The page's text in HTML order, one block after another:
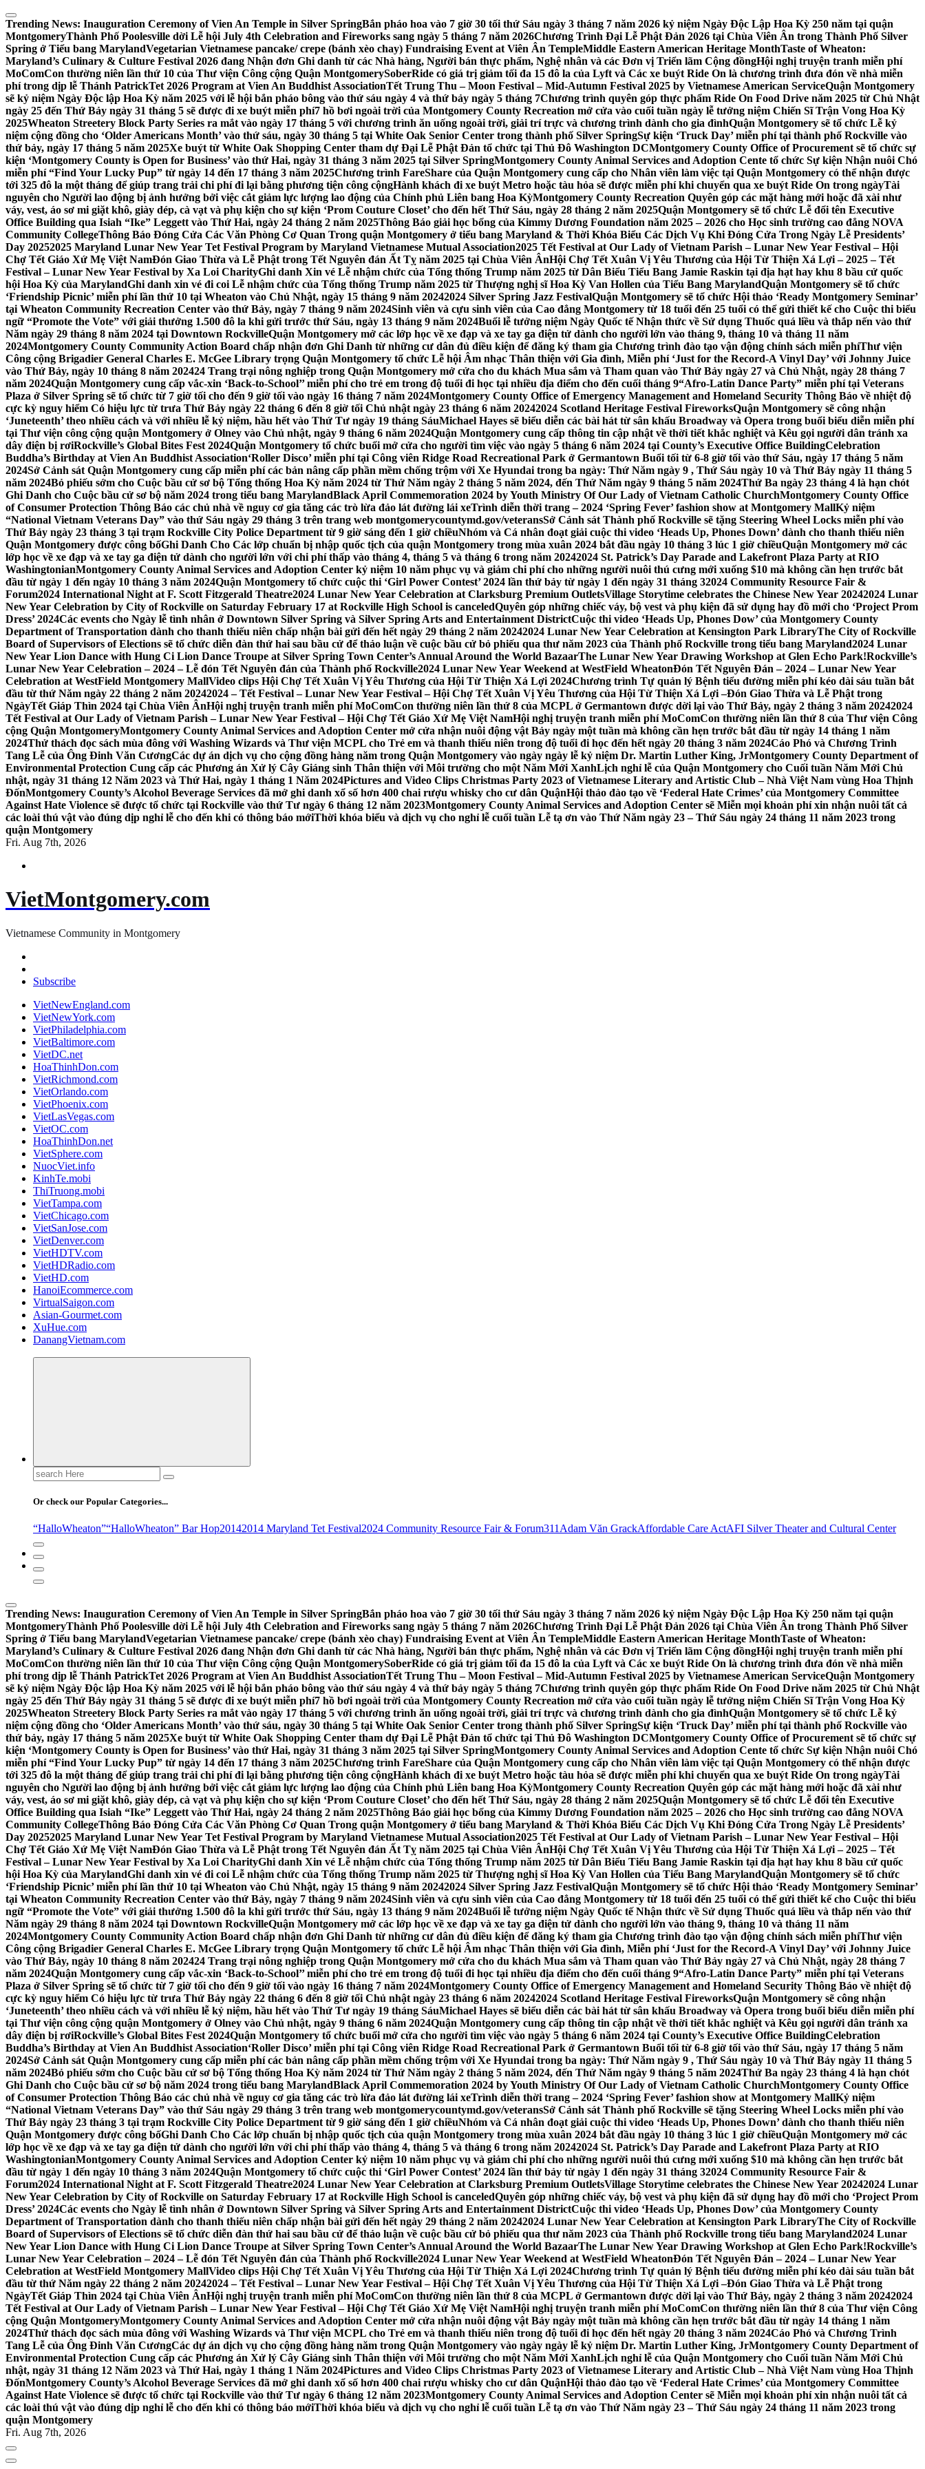
Skip
to
content
Trending News: Inauguration Ceremony of Vien An Temple in Silver SpringBắn pháo hoa vào 7 giờ 30 tối thứ Sáu ngày 3 tháng 7 năm 2026 kỷ niệm Ngày Độc Lập Hoa Kỳ 250 năm tại quận
MontgomeryThành Phố Poolesville dời Lễ hội July 4th Celebration and Fireworks sang ngày 5 tháng 7 năm 2026Chương Trình Đại Lễ Phật Đản 2026 tại Chùa Viên Ân trong Thành Phố Silver
Spring ở Tiểu bang MarylandVegetarian Vietnamese pancake/ crepe (bánh xèo chay) Fundraising Event at Viên Ân TempleMiddle Eastern American Heritage MonthTaste of Wheaton:
Maryland’s Culinary & Culture Festival 2026 đang Nhận đơn Ghi danh từ các Nhà hàng, Người bán thực phẩm, Nghệ nhân và các Đơn vị Triển lãm Cộng đồngHội nghị truyện tranh miễn phí
MoComCon thường niên lần thứ 10 của Thư viện Công cộng Quận MontgomerySoberRide có giá trị giảm tối đa 15 đô la của Lyft và Các xe buýt Ride On là chương trình đưa đón về nhà miễn
phí trong dịp lễ Thánh PatrickTet 2026 Program at Vien An Buddhist AssociationTết Trung Thu – Moon Festival – Mid-Autumn Festival 2025 by Vietnamese American ServiceQuận Montgomery
sẽ kỷ niệm Ngày Độc lập Hoa Kỳ năm 2025 với lễ hội bắn pháo bông vào thứ sáu ngày 4 và thứ bảy ngày 5 tháng 7Chương trình quyên góp thực phẩm Ride On Food Drive năm 2025 từ Chủ Nhật
ngày 25 đến Thứ Bảy ngày 31 tháng 5 sẽ được đi xe buýt miễn phí7 hồ bơi ngoài trời của Montgomery County Recreation mở cửa vào cuối tuần ngày lễ tưởng niệm Chiến Sĩ Trận Vong Hoa Kỳ
2025Wheaton Streetery Block Party Series ra mắt vào ngày 17 tháng 5 với chương trình ăn uống ngoài trời, giải trí trực và chương trình dành cho gia đìnhQuận Montgomery sẽ tổ chức Lễ kỷ
niệm cộng đồng cho ‘Older Americans Month’ vào thứ sáu, ngày 30 tháng 5 tại White Oak Senior Center trong thành phố Silver SpringSự kiện ‘Truck Day’ miễn phí tại thành phố Rockville vào
thứ bảy, ngày 17 tháng 5 năm 2025Xe buýt từ White Oak Shopping Center tham dự Đại Lễ Phật Đản tổ chức tại Thủ Đô Washington DCMontgomery County Office of Procurement sẽ tổ chức sự
kiện ‘Montgomery County is Open for Business’ vào thứ Hai, ngày 31 tháng 3 năm 2025 tại Silver SpringMontgomery County Animal Services and Adoption Cente tổ chức Sự kiện Nhận nuôi Chó
miễn phí “Find Your Lucky Pup” từ ngày 14 đến 17 tháng 3 năm 2025Chương trình FareShare của Quận Montgomery cung cấp cho Nhân viên làm việc tại Quận Montgomery có thể nhận được
tới 325 đô la một tháng để giúp trang trải chi phí đi lại bằng phương tiện công cộngHành khách đi xe buýt Metro hoặc tàu hỏa sẽ được miễn phí khi chuyển qua xe buýt Ride On trong ngàyTài
nguyên cho Người lao động bị ảnh hưởng bởi việc cắt giảm lực lượng lao động của Chính phủ Liên bang Hoa KỳMontgomery County Recreation Quyên góp các mặt hàng mới hoặc đã xài như
váy, vest, áo sơ mi giặt khô, giày dép, cà vạt và phụ kiện cho sự kiện ‘Prom Couture Closet’ cho đến hết Thứ Sáu, ngày 28 tháng 2 năm 2025Quận Montgomery sẽ tổ chức Lễ đổi tên Executive
Office Building qua Isiah “Ike” Leggett vào Thứ Hai, ngày 24 tháng 2 năm 2025Thông Báo giải học bổng của Kimmy Dương Foundation năm 2025 – 2026 cho Học sinh trường cao đẳng NOVA
Community CollegeThông Báo Đóng Cửa Các Văn Phòng Cơ Quan Trong quận Montgomery ở tiểu bang Maryland & Thời Khóa Biểu Các Dịch Vụ Khi Đóng Cửa Trong Ngày Lễ Presidents’
Day 20252025 Maryland Lunar New Year Tet Festival Program by Maryland Vietnamese Mutual Association2025 Tết Festival at Our Lady of Vietnam Parish – Lunar New Year Festival – Hội
Chợ Tết Giáo Xứ Mẹ Việt NamĐón Giao Thừa và Lễ Phật trong Tết Nguyên đán Ất Tỵ năm 2025 tại Chùa Viên ÂnHội Chợ Tết Xuân Vị Yêu Thương của Hội Từ Thiện Xá Lợi – 2025 – Tết
Festival – Lunar New Year Festival by Xa Loi CharityGhi danh Xin vé Lễ nhậm chức của Tổng thống Trump năm 2025 từ Dân Biểu Tiểu Bang Jamie Raskin tại địa hạt hay khu 8 bầu cử quốc
hội Hoa Kỳ của MarylandGhi danh xin vé đi coi Lễ nhậm chức của Tổng thống Trump năm 2025 từ Thượng nghị sĩ Hoa Kỳ Van Hollen của Tiểu Bang MarylandQuận Montgomery sẽ tổ chức
‘Friendship Picnic’ miễn phí lần thứ 10 tại Wheaton vào Chủ Nhật, ngày 15 tháng 9 năm 20242024 Silver Spring Jazz FestivalQuận Montgomery sẽ tổ chức Hội thảo ‘Ready Montgomery Seminar’
tại Wheaton Community Recreation Center vào thứ Bảy, ngày 7 tháng 9 năm 2024Sinh viên và cựu sinh viên của Cao đẳng Montgomery từ 18 tuổi đến 25 tuổi có thể gửi thiết kế cho Cuộc thi biểu
ngữ “Promote the Vote” với giải thưởng 1.500 đô la khi gửi trước thứ Sáu, ngày 13 tháng 9 năm 2024Buổi lễ tưởng niệm Ngày Quốc tế Nhận thức về Sử dụng Thuốc quá liều và thắp nến vào thứ
Năm ngày 29 tháng 8 năm 2024 tại Downtown RockvilleQuận Montgomery mở các lớp học về xe đạp và xe tay ga điện tử dành cho người lớn vào tháng 9, tháng 10 và tháng 11 năm
2024Montgomery County Community Action Board chấp nhận đơn Ghi Danh từ những cư dân đủ điều kiện để đăng ký tham gia Chương trình đào tạo vận động chính sách miễn phíThư viện
Công cộng Brigadier General Charles E. McGee Library trọng Quận Montgomery tổ chức Lễ hội Âm nhạc Thân thiện với Gia đình, Miễn phí ‘Just for the Record-A Vinyl Day’ với Johnny Juice
vào Thứ Bảy, ngày 10 tháng 8 năm 202424 Trang trại nông nghiệp trong Quận Montgomery mở cửa cho du khách Mua sắm và Tham quan vào Thứ Bảy ngày 27 và Chủ Nhật, ngày 28 tháng 7
năm 2024Quận Montgomery cung cấp vắc-xin ‘Back-to-School’’ miễn phí cho trẻ em trong độ tuổi đi học tại nhiều địa điểm cho đến cuối tháng 9“Afro-Latin Dance Party” miễn phí tại Veterans
Plaza ở Silver Spring sẽ tổ chức từ 7 giờ tối cho đến 9 giờ tối vào ngày 16 tháng 7 năm 2024Montgomery County Office of Emergency Management and Homeland Security Thông Báo về nhiệt độ
cực kỳ nguy hiểm Có hiệu lực từ trưa Thứ Bảy ngày 22 tháng 6 đến 8 giờ tối Chủ nhật ngày 23 tháng 6 năm 20242024 Scotland Heritage Festival FireworksQuận Montgomery sẽ công nhận
‘Juneteenth’ theo nhiều cách và với nhiều lễ kỷ niệm, hầu hết vào Thứ Tư ngày 19 tháng SáuMichael Hayes sẽ biểu diễn các bài hát từ sân khấu Broadway và Opera trong buổi biểu diễn miễn phí
tại Thư viện công cộng quận Montgomery ở Olney vào Chủ nhật, ngày 9 tháng 6 năm 2024Quận Montgomery cung cấp thông tin cập nhật về thời tiết khắc nghiệt và Kêu gọi người dân tránh xa
dây điện bị rơiRockville’s Global Bites Fest 2024Quận Montgomery tổ chức buổi mở cửa cho người tìm việc vào ngày 5 tháng 6 năm 2024 tại County’s Executive Office BuildingCelebration
Buddha’s Birthday at Vien An Buddhist Association‘Roller Disco’ miễn phí tại Công viên Ridge Road Recreational Park ở Germantown Buổi tối từ 6-8 giờ tối vào thứ Sáu, ngày 17 tháng 5 năm
2024Sở Cảnh sát Quận Montgomery cung cấp miễn phí các bản nâng cấp phần mềm chống trộm với Xe Hyundai trong ba ngày: Thứ Năm ngày 9 , Thứ Sáu ngày 10 và Thứ Bảy ngày 11 tháng 5
năm 2024Bỏ phiếu sớm cho Cuộc bầu cử sơ bộ Tổng thống Hoa Kỳ năm 2024 từ Thứ Năm ngày 2 tháng 5 năm 2024, đến Thứ Năm ngày 9 tháng 5 năm 2024Thứ Ba ngày 23 tháng 4 là hạn chót
Ghi Danh cho Cuộc bầu cử sơ bộ năm 2024 trong tiểu bang MarylandBlack April Commemoration 2024 by Youth Ministry Of Our Lady of Vietnam Catholic ChurchMontgomery County Office
of Consumer Protection Thông Báo các chủ nhà về nguy cơ gia tăng các trò lừa đảo lát đường lái xeTrình diễn thời trang – 2024 ‘Spring Fever’ fashion show at Montgomery MallKỷ niệm
“National Vietnam Veterans Day” vào thứ Sáu ngày 29 tháng 3 trên trang web montgomerycountymd.gov/veteransSở Cảnh sát Thành phố Rockville sẽ tặng Steering Wheel Locks miễn phí vào
Thứ Bảy ngày 23 tháng 3 tại trạm Rockville City Police Department từ 9 giờ sáng đến 1 giờ chiềuNhóm và Cá nhân đoạt giải cuộc thi video ‘Heads Up, Phones Down’ dành cho thanh thiếu niên
Quận Montgomery được công bốGhi Danh Cho Các lớp chuẩn bị nhập quốc tịch của quận Montgomery trong mùa xuân 2024 bắt đầu ngày 10 tháng 3 lúc 1 giờ chiềuQuận Montgomery mở các
lớp học về xe đạp và xe tay ga điện tử dành cho người lớn với chi phí thấp vào tháng 4, tháng 5 và tháng 6 trong năm 20242024 St. Patrick’s Day Parade and Lakefront Plaza Party at RIO
WashingtonianMontgomery County Animal Services and Adoption Center kỷ niệm 10 năm phục vụ và giảm chi phí cho những người nuôi thú cưng mới xuống $10 mà không cần hẹn trước bắt
đầu từ ngày 1 đến ngày 10 tháng 3 năm 2024Quận Montgomery tổ chức cuộc thi ‘Girl Power Contest’ 2024 lần thứ bảy từ ngày 1 đến ngày 31 tháng 32024 Community Resource Fair &
Forum2024 International Night at F. Scott Fitzgerald Theatre2024 Lunar New Year Celebration at Clarksburg Premium OutletsVillage Storytime celebrates the Chinese New Year 20242024 Lunar
New Year Celebration by City of Rockville on Saturday February 17 at Rockville High School is canceledQuyên góp những chiếc váy, bộ vest và phụ kiện đã sử dụng hay đồ mới cho ‘Project Prom
Dress’ 2024Các events cho Ngày lễ tình nhân ở Downtown Silver Spring và Silver Spring Arts and Entertainment DistrictCuộc thi video ‘Heads Up, Phones Dow’ của Montgomery County
Department of Transportation dành cho thanh thiếu niên chấp nhận bài gửi đến hết ngày 29 tháng 2 năm 20242024 Lunar New Year Celebration at Kensington Park LibraryThe City of Rockville
Board of Supervisors of Elections sẽ tổ chức diễn đàn thứ hai sau bầu cử để thảo luận về cuộc bầu cử bỏ phiếu qua thư năm 2023 của Thành phố Rockville trong tiểu bang Maryland2024 Lunar
New Year Lion Dance with Hung Ci Lion Dance Troupe at Silver Spring Town Center’s Annual Around the World BazaarThe Lunar New Year Drawing Workshop at Glen Echo Park!Rockville’s
Lunar New Year Celebration – 2024 – Lễ đón Tết Nguyên đán của Thành phố Rockville2024 Lunar New Year Weekend at WestField WheatonĐón Tết Nguyên Đán – 2024 – Lunar New Year
Celebration at WestField Montgomery MallVideo clips Hội Chợ Tết Xuân Vị Yêu Thương của Hội Từ Thiện Xá Lợi 2024Chương trình Tự quản lý Bệnh tiểu đường miễn phí kéo dài sáu tuần bắt
đầu từ thứ Năm ngày 22 tháng 2 năm 20242024 – Tết Festival – Lunar New Year Festival – Hội Chợ Tết Xuân Vị Yêu Thương của Hội Từ Thiện Xá Lợi –Đón Giao Thừa và Lễ Phật trong
NgàyTết Giáp Thìn 2024 tại Chùa Viên ÂnHội nghị truyện tranh miễn phí MoComCon thường niên lần thứ 8 của MCPL ở Germantown được dời lại vào Thứ Bảy, ngày 2 tháng 3 năm 20242024
Tết Festival at Our Lady of Vietnam Parish – Lunar New Year Festival – Hội Chợ Tết Giáo Xứ Mẹ Việt NamHội nghị truyện tranh miễn phí MoComCon thường niên lần thứ 8 của Thư viện Công
cộng Quận MontgomeryMontgomery County Animal Services and Adoption Center mở cửa nhận nuôi động vật Bảy ngày một tuần mà không cần hẹn trước bắt đầu từ ngày 14 tháng 1 năm
2024Thử thách đọc sách mùa đông với Washing Wizards và Thư viện MCPL cho Trẻ em và thanh thiếu niên trong độ tuổi đi học đến hết ngày 20 tháng 3 năm 2024Cáo Phó và Chương Trình
Tang Lễ của Ông Đinh Văn CươngCác dự án dịch vụ cho cộng đồng hàng năm trong Quận Montgomery vào ngày ngày lễ kỷ niệm Dr. Martin Luther King, JrMontgomery County Department of
Environmental Protection Cung cấp các Phương án Xử lý Cây Giáng sinh Thân thiện với Môi trường cho một Năm Mới XanhLịch nghỉ lễ của Quận Montgomery cho Cuối tuần Năm Mới Chủ
nhật, ngày 31 tháng 12 Năm 2023 và Thứ Hai, ngày 1 tháng 1 Năm 2024Pictures and Video Clips Christmas Party 2023 of Vietnamese Literary and Artistic Club – Nhà Việt Nam vùng Hoa Thịnh
ĐốnMontgomery County’s Alcohol Beverage Services đã mở ghi danh xổ số hơn 400 chai rượu whisky cho cư dân QuậnHội thảo đào tạo về ‘Federal Hate Crimes’ của Montgomery Committee
Against Hate Violence sẽ được tổ chức tại Rockville vào thứ Tư ngày 6 tháng 12 năm 2023Montgomery County Animal Services and Adoption Center sẽ Miễn mọi khoản phí xin nhận nuôi tất cả
các loài thú vật vào đúng dịp nghỉ lễ cho đến khi có thông báo mớiThời khóa biểu và dịch vụ cho nghỉ lễ cuối tuần Lễ tạ ơn vào Thứ Năm ngày 23 – Thứ Sáu ngày 24 tháng 11 năm 2023 trong
quận Montgomery
Fri. Aug 7th, 2026
VietMontgomery.com
Vietnamese Community in Montgomery
Subscribe
VietNewEngland.com
VietNewYork.com
VietPhiladelphia.com
VietBaltimore.com
VietDC.net
HoaThinhDon.com
VietRichmond.com
VietOrlando.com
VietPhoenix.com
VietLasVegas.com
VietOC.com
HoaThinhDon.net
VietSphere.com
NuocViet.info
KinhTe.mobi
ThiTruong.mobi
VietTampa.com
VietChicago.com
VietSanJose.com
VietDenver.com
VietHDTV.com
VietHDRadio.com
VietHD.com
HanoiEcommerce.com
VirtualSaigon.com
Asian-Gourmet.com
XuHue.com
DanangVietnam.com
Search
for:
Or check our Popular Categories...
“HalloWheaton”“HalloWheaton” Bar Hop20142014 Maryland Tet Festival2024 Community Resource Fair & Forum311 Adam Văn GrackAffordable Care ActAFI Silver Theater and Cultural Center
Trending News: Inauguration Ceremony of Vien An Temple in Silver SpringBắn pháo hoa vào 7 giờ 30 tối thứ Sáu ngày 3 tháng 7 năm 2026 kỷ niệm Ngày Độc Lập Hoa Kỳ 250 năm tại quận
MontgomeryThành Phố Poolesville dời Lễ hội July 4th Celebration and Fireworks sang ngày 5 tháng 7 năm 2026Chương Trình Đại Lễ Phật Đản 2026 tại Chùa Viên Ân trong Thành Phố Silver
Spring ở Tiểu bang MarylandVegetarian Vietnamese pancake/ crepe (bánh xèo chay) Fundraising Event at Viên Ân TempleMiddle Eastern American Heritage MonthTaste of Wheaton:
Maryland’s Culinary & Culture Festival 2026 đang Nhận đơn Ghi danh từ các Nhà hàng, Người bán thực phẩm, Nghệ nhân và các Đơn vị Triển lãm Cộng đồngHội nghị truyện tranh miễn phí
MoComCon thường niên lần thứ 10 của Thư viện Công cộng Quận MontgomerySoberRide có giá trị giảm tối đa 15 đô la của Lyft và Các xe buýt Ride On là chương trình đưa đón về nhà miễn
phí trong dịp lễ Thánh PatrickTet 2026 Program at Vien An Buddhist AssociationTết Trung Thu – Moon Festival – Mid-Autumn Festival 2025 by Vietnamese American ServiceQuận Montgomery
sẽ kỷ niệm Ngày Độc lập Hoa Kỳ năm 2025 với lễ hội bắn pháo bông vào thứ sáu ngày 4 và thứ bảy ngày 5 tháng 7Chương trình quyên góp thực phẩm Ride On Food Drive năm 2025 từ Chủ Nhật
ngày 25 đến Thứ Bảy ngày 31 tháng 5 sẽ được đi xe buýt miễn phí7 hồ bơi ngoài trời của Montgomery County Recreation mở cửa vào cuối tuần ngày lễ tưởng niệm Chiến Sĩ Trận Vong Hoa Kỳ
2025Wheaton Streetery Block Party Series ra mắt vào ngày 17 tháng 5 với chương trình ăn uống ngoài trời, giải trí trực và chương trình dành cho gia đìnhQuận Montgomery sẽ tổ chức Lễ kỷ
niệm cộng đồng cho ‘Older Americans Month’ vào thứ sáu, ngày 30 tháng 5 tại White Oak Senior Center trong thành phố Silver SpringSự kiện ‘Truck Day’ miễn phí tại thành phố Rockville vào
thứ bảy, ngày 17 tháng 5 năm 2025Xe buýt từ White Oak Shopping Center tham dự Đại Lễ Phật Đản tổ chức tại Thủ Đô Washington DCMontgomery County Office of Procurement sẽ tổ chức sự
kiện ‘Montgomery County is Open for Business’ vào thứ Hai, ngày 31 tháng 3 năm 2025 tại Silver SpringMontgomery County Animal Services and Adoption Cente tổ chức Sự kiện Nhận nuôi Chó
miễn phí “Find Your Lucky Pup” từ ngày 14 đến 17 tháng 3 năm 2025Chương trình FareShare của Quận Montgomery cung cấp cho Nhân viên làm việc tại Quận Montgomery có thể nhận được
tới 325 đô la một tháng để giúp trang trải chi phí đi lại bằng phương tiện công cộngHành khách đi xe buýt Metro hoặc tàu hỏa sẽ được miễn phí khi chuyển qua xe buýt Ride On trong ngàyTài
nguyên cho Người lao động bị ảnh hưởng bởi việc cắt giảm lực lượng lao động của Chính phủ Liên bang Hoa KỳMontgomery County Recreation Quyên góp các mặt hàng mới hoặc đã xài như
váy, vest, áo sơ mi giặt khô, giày dép, cà vạt và phụ kiện cho sự kiện ‘Prom Couture Closet’ cho đến hết Thứ Sáu, ngày 28 tháng 2 năm 2025Quận Montgomery sẽ tổ chức Lễ đổi tên Executive
Office Building qua Isiah “Ike” Leggett vào Thứ Hai, ngày 24 tháng 2 năm 2025Thông Báo giải học bổng của Kimmy Dương Foundation năm 2025 – 2026 cho Học sinh trường cao đẳng NOVA
Community CollegeThông Báo Đóng Cửa Các Văn Phòng Cơ Quan Trong quận Montgomery ở tiểu bang Maryland & Thời Khóa Biểu Các Dịch Vụ Khi Đóng Cửa Trong Ngày Lễ Presidents’
Day 20252025 Maryland Lunar New Year Tet Festival Program by Maryland Vietnamese Mutual Association2025 Tết Festival at Our Lady of Vietnam Parish – Lunar New Year Festival – Hội
Chợ Tết Giáo Xứ Mẹ Việt NamĐón Giao Thừa và Lễ Phật trong Tết Nguyên đán Ất Tỵ năm 2025 tại Chùa Viên ÂnHội Chợ Tết Xuân Vị Yêu Thương của Hội Từ Thiện Xá Lợi – 2025 – Tết
Festival – Lunar New Year Festival by Xa Loi CharityGhi danh Xin vé Lễ nhậm chức của Tổng thống Trump năm 2025 từ Dân Biểu Tiểu Bang Jamie Raskin tại địa hạt hay khu 8 bầu cử quốc
hội Hoa Kỳ của MarylandGhi danh xin vé đi coi Lễ nhậm chức của Tổng thống Trump năm 2025 từ Thượng nghị sĩ Hoa Kỳ Van Hollen của Tiểu Bang MarylandQuận Montgomery sẽ tổ chức
‘Friendship Picnic’ miễn phí lần thứ 10 tại Wheaton vào Chủ Nhật, ngày 15 tháng 9 năm 20242024 Silver Spring Jazz FestivalQuận Montgomery sẽ tổ chức Hội thảo ‘Ready Montgomery Seminar’
tại Wheaton Community Recreation Center vào thứ Bảy, ngày 7 tháng 9 năm 2024Sinh viên và cựu sinh viên của Cao đẳng Montgomery từ 18 tuổi đến 25 tuổi có thể gửi thiết kế cho Cuộc thi biểu
ngữ “Promote the Vote” với giải thưởng 1.500 đô la khi gửi trước thứ Sáu, ngày 13 tháng 9 năm 2024Buổi lễ tưởng niệm Ngày Quốc tế Nhận thức về Sử dụng Thuốc quá liều và thắp nến vào thứ
Năm ngày 29 tháng 8 năm 2024 tại Downtown RockvilleQuận Montgomery mở các lớp học về xe đạp và xe tay ga điện tử dành cho người lớn vào tháng 9, tháng 10 và tháng 11 năm
2024Montgomery County Community Action Board chấp nhận đơn Ghi Danh từ những cư dân đủ điều kiện để đăng ký tham gia Chương trình đào tạo vận động chính sách miễn phíThư viện
Công cộng Brigadier General Charles E. McGee Library trọng Quận Montgomery tổ chức Lễ hội Âm nhạc Thân thiện với Gia đình, Miễn phí ‘Just for the Record-A Vinyl Day’ với Johnny Juice
vào Thứ Bảy, ngày 10 tháng 8 năm 202424 Trang trại nông nghiệp trong Quận Montgomery mở cửa cho du khách Mua sắm và Tham quan vào Thứ Bảy ngày 27 và Chủ Nhật, ngày 28 tháng 7
năm 2024Quận Montgomery cung cấp vắc-xin ‘Back-to-School’’ miễn phí cho trẻ em trong độ tuổi đi học tại nhiều địa điểm cho đến cuối tháng 9“Afro-Latin Dance Party” miễn phí tại Veterans
Plaza ở Silver Spring sẽ tổ chức từ 7 giờ tối cho đến 9 giờ tối vào ngày 16 tháng 7 năm 2024Montgomery County Office of Emergency Management and Homeland Security Thông Báo về nhiệt độ
cực kỳ nguy hiểm Có hiệu lực từ trưa Thứ Bảy ngày 22 tháng 6 đến 8 giờ tối Chủ nhật ngày 23 tháng 6 năm 20242024 Scotland Heritage Festival FireworksQuận Montgomery sẽ công nhận
‘Juneteenth’ theo nhiều cách và với nhiều lễ kỷ niệm, hầu hết vào Thứ Tư ngày 19 tháng SáuMichael Hayes sẽ biểu diễn các bài hát từ sân khấu Broadway và Opera trong buổi biểu diễn miễn phí
tại Thư viện công cộng quận Montgomery ở Olney vào Chủ nhật, ngày 9 tháng 6 năm 2024Quận Montgomery cung cấp thông tin cập nhật về thời tiết khắc nghiệt và Kêu gọi người dân tránh xa
dây điện bị rơiRockville’s Global Bites Fest 2024Quận Montgomery tổ chức buổi mở cửa cho người tìm việc vào ngày 5 tháng 6 năm 2024 tại County’s Executive Office BuildingCelebration
Buddha’s Birthday at Vien An Buddhist Association‘Roller Disco’ miễn phí tại Công viên Ridge Road Recreational Park ở Germantown Buổi tối từ 6-8 giờ tối vào thứ Sáu, ngày 17 tháng 5 năm
2024Sở Cảnh sát Quận Montgomery cung cấp miễn phí các bản nâng cấp phần mềm chống trộm với Xe Hyundai trong ba ngày: Thứ Năm ngày 9 , Thứ Sáu ngày 10 và Thứ Bảy ngày 11 tháng 5
năm 2024Bỏ phiếu sớm cho Cuộc bầu cử sơ bộ Tổng thống Hoa Kỳ năm 2024 từ Thứ Năm ngày 2 tháng 5 năm 2024, đến Thứ Năm ngày 9 tháng 5 năm 2024Thứ Ba ngày 23 tháng 4 là hạn chót
Ghi Danh cho Cuộc bầu cử sơ bộ năm 2024 trong tiểu bang MarylandBlack April Commemoration 2024 by Youth Ministry Of Our Lady of Vietnam Catholic ChurchMontgomery County Office
of Consumer Protection Thông Báo các chủ nhà về nguy cơ gia tăng các trò lừa đảo lát đường lái xeTrình diễn thời trang – 2024 ‘Spring Fever’ fashion show at Montgomery MallKỷ niệm
“National Vietnam Veterans Day” vào thứ Sáu ngày 29 tháng 3 trên trang web montgomerycountymd.gov/veteransSở Cảnh sát Thành phố Rockville sẽ tặng Steering Wheel Locks miễn phí vào
Thứ Bảy ngày 23 tháng 3 tại trạm Rockville City Police Department từ 9 giờ sáng đến 1 giờ chiềuNhóm và Cá nhân đoạt giải cuộc thi video ‘Heads Up, Phones Down’ dành cho thanh thiếu niên
Quận Montgomery được công bốGhi Danh Cho Các lớp chuẩn bị nhập quốc tịch của quận Montgomery trong mùa xuân 2024 bắt đầu ngày 10 tháng 3 lúc 1 giờ chiềuQuận Montgomery mở các
lớp học về xe đạp và xe tay ga điện tử dành cho người lớn với chi phí thấp vào tháng 4, tháng 5 và tháng 6 trong năm 20242024 St. Patrick’s Day Parade and Lakefront Plaza Party at RIO
WashingtonianMontgomery County Animal Services and Adoption Center kỷ niệm 10 năm phục vụ và giảm chi phí cho những người nuôi thú cưng mới xuống $10 mà không cần hẹn trước bắt
đầu từ ngày 1 đến ngày 10 tháng 3 năm 2024Quận Montgomery tổ chức cuộc thi ‘Girl Power Contest’ 2024 lần thứ bảy từ ngày 1 đến ngày 31 tháng 32024 Community Resource Fair &
Forum2024 International Night at F. Scott Fitzgerald Theatre2024 Lunar New Year Celebration at Clarksburg Premium OutletsVillage Storytime celebrates the Chinese New Year 20242024 Lunar
New Year Celebration by City of Rockville on Saturday February 17 at Rockville High School is canceledQuyên góp những chiếc váy, bộ vest và phụ kiện đã sử dụng hay đồ mới cho ‘Project Prom
Dress’ 2024Các events cho Ngày lễ tình nhân ở Downtown Silver Spring và Silver Spring Arts and Entertainment DistrictCuộc thi video ‘Heads Up, Phones Dow’ của Montgomery County
Department of Transportation dành cho thanh thiếu niên chấp nhận bài gửi đến hết ngày 29 tháng 2 năm 20242024 Lunar New Year Celebration at Kensington Park LibraryThe City of Rockville
Board of Supervisors of Elections sẽ tổ chức diễn đàn thứ hai sau bầu cử để thảo luận về cuộc bầu cử bỏ phiếu qua thư năm 2023 của Thành phố Rockville trong tiểu bang Maryland2024 Lunar
New Year Lion Dance with Hung Ci Lion Dance Troupe at Silver Spring Town Center’s Annual Around the World BazaarThe Lunar New Year Drawing Workshop at Glen Echo Park!Rockville’s
Lunar New Year Celebration – 2024 – Lễ đón Tết Nguyên đán của Thành phố Rockville2024 Lunar New Year Weekend at WestField WheatonĐón Tết Nguyên Đán – 2024 – Lunar New Year
Celebration at WestField Montgomery MallVideo clips Hội Chợ Tết Xuân Vị Yêu Thương của Hội Từ Thiện Xá Lợi 2024Chương trình Tự quản lý Bệnh tiểu đường miễn phí kéo dài sáu tuần bắt
đầu từ thứ Năm ngày 22 tháng 2 năm 20242024 – Tết Festival – Lunar New Year Festival – Hội Chợ Tết Xuân Vị Yêu Thương của Hội Từ Thiện Xá Lợi –Đón Giao Thừa và Lễ Phật trong
NgàyTết Giáp Thìn 2024 tại Chùa Viên ÂnHội nghị truyện tranh miễn phí MoComCon thường niên lần thứ 8 của MCPL ở Germantown được dời lại vào Thứ Bảy, ngày 2 tháng 3 năm 20242024
Tết Festival at Our Lady of Vietnam Parish – Lunar New Year Festival – Hội Chợ Tết Giáo Xứ Mẹ Việt NamHội nghị truyện tranh miễn phí MoComCon thường niên lần thứ 8 của Thư viện Công
cộng Quận MontgomeryMontgomery County Animal Services and Adoption Center mở cửa nhận nuôi động vật Bảy ngày một tuần mà không cần hẹn trước bắt đầu từ ngày 14 tháng 1 năm
2024Thử thách đọc sách mùa đông với Washing Wizards và Thư viện MCPL cho Trẻ em và thanh thiếu niên trong độ tuổi đi học đến hết ngày 20 tháng 3 năm 2024Cáo Phó và Chương Trình
Tang Lễ của Ông Đinh Văn CươngCác dự án dịch vụ cho cộng đồng hàng năm trong Quận Montgomery vào ngày ngày lễ kỷ niệm Dr. Martin Luther King, JrMontgomery County Department of
Environmental Protection Cung cấp các Phương án Xử lý Cây Giáng sinh Thân thiện với Môi trường cho một Năm Mới XanhLịch nghỉ lễ của Quận Montgomery cho Cuối tuần Năm Mới Chủ
nhật, ngày 31 tháng 12 Năm 2023 và Thứ Hai, ngày 1 tháng 1 Năm 2024Pictures and Video Clips Christmas Party 2023 of Vietnamese Literary and Artistic Club – Nhà Việt Nam vùng Hoa Thịnh
ĐốnMontgomery County’s Alcohol Beverage Services đã mở ghi danh xổ số hơn 400 chai rượu whisky cho cư dân QuậnHội thảo đào tạo về ‘Federal Hate Crimes’ của Montgomery Committee
Against Hate Violence sẽ được tổ chức tại Rockville vào thứ Tư ngày 6 tháng 12 năm 2023Montgomery County Animal Services and Adoption Center sẽ Miễn mọi khoản phí xin nhận nuôi tất cả
các loài thú vật vào đúng dịp nghỉ lễ cho đến khi có thông báo mớiThời khóa biểu và dịch vụ cho nghỉ lễ cuối tuần Lễ tạ ơn vào Thứ Năm ngày 23 – Thứ Sáu ngày 24 tháng 11 năm 2023 trong
quận Montgomery
Fri. Aug 7th, 2026